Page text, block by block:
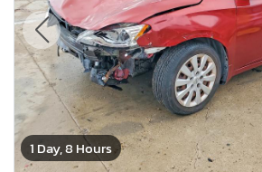
1 Day, 8 Hours